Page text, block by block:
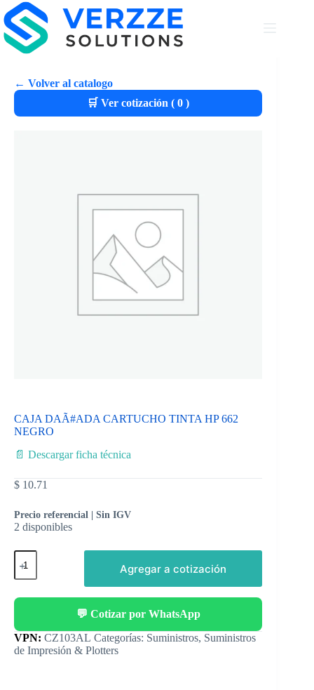
← Volver al catalogo
🛒 Ver cotización ( 0)
CAJA DAÃ#ADA CARTUCHO TINTA HP 662
NEGRO
📄 Descargar ficha técnica
$ 10.71
Precio referencial | Sin IGV
2 disponibles
Agregar a cotización
💬 Cotizar por WhatsApp
Categorías: Suministros, Suministros
de Impresión & Plotters